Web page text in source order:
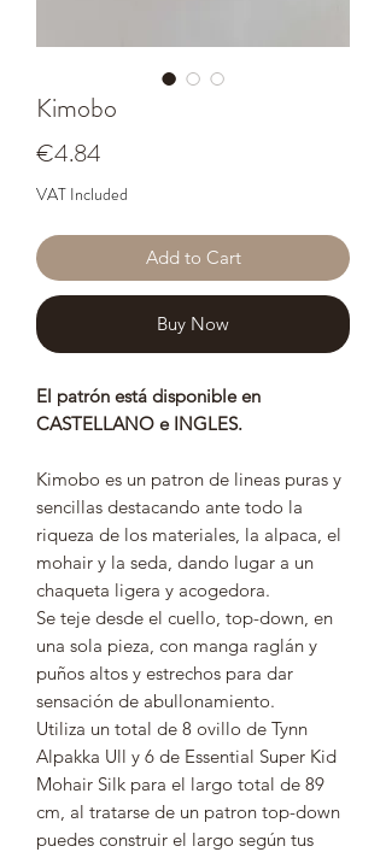
Kimobo
€4.84
VAT Included
Add to Cart
Buy Now
El patrón está disponible en
CASTELLANO e INGLES.
Kimobo es un patron de lineas puras y
sencillas destacando ante todo la
riqueza de los materiales, la alpaca, el
mohair y la seda, dando lugar a un
chaqueta ligera y acogedora.
Se teje desde el cuello, top-down, en
una sola pieza, con manga raglán y
puños altos y estrechos para dar
sensación de abullonamiento.
Utiliza un total de 8 ovillo de Tynn
Alpakka Ull y 6 de Essential Super Kid
Mohair Silk para el largo total de 89
cm, al tratarse de un patron top-down
puedes construir el largo según tus